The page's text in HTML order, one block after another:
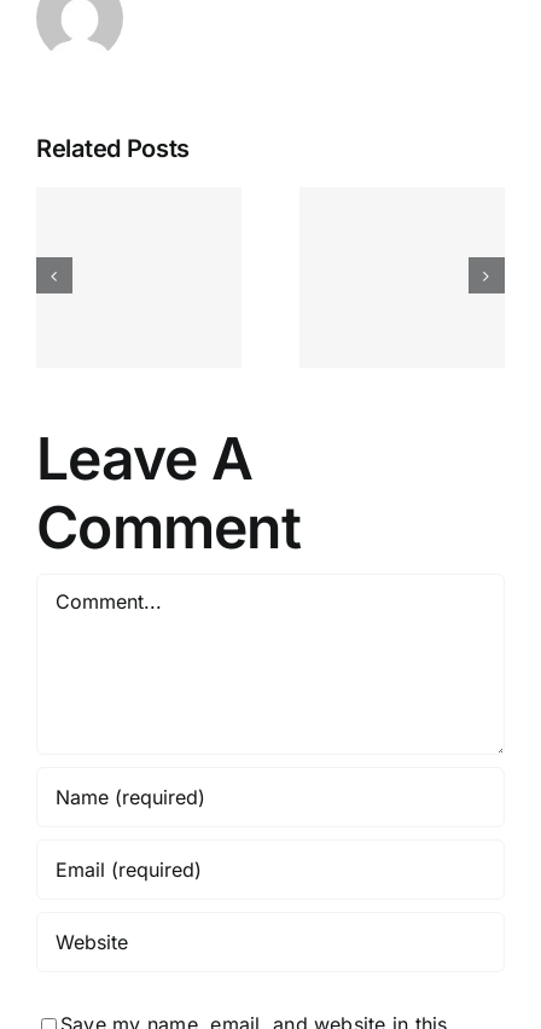
Related Posts
Site De
Apostas
Leave A
Comment
Save my name, email, and website in this